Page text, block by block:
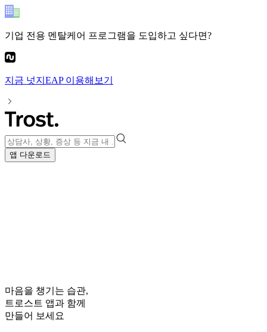
기업 전용 멘탈케어 프로그램을 도입하고 싶다면?
지금 넛지EAP이용해보기
앱 다운로드
마음을 챙기는 습관,
트로스트 앱과 함께
만들어 보세요